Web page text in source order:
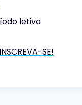
letivo
SE!